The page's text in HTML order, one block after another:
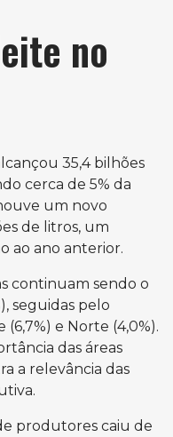
no
35,4 bilhões
cerca de 5% da
um novo
de litros, um
ao ano anterior.
continuam sendo o
seguidas pelo
(6,7%) e Norte (4,0%).
das áreas
a relevância das
produtores caiu de